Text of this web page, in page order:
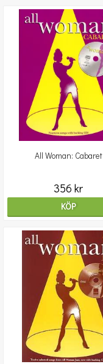
All Woman: Cabaret
356 kr
KÖP